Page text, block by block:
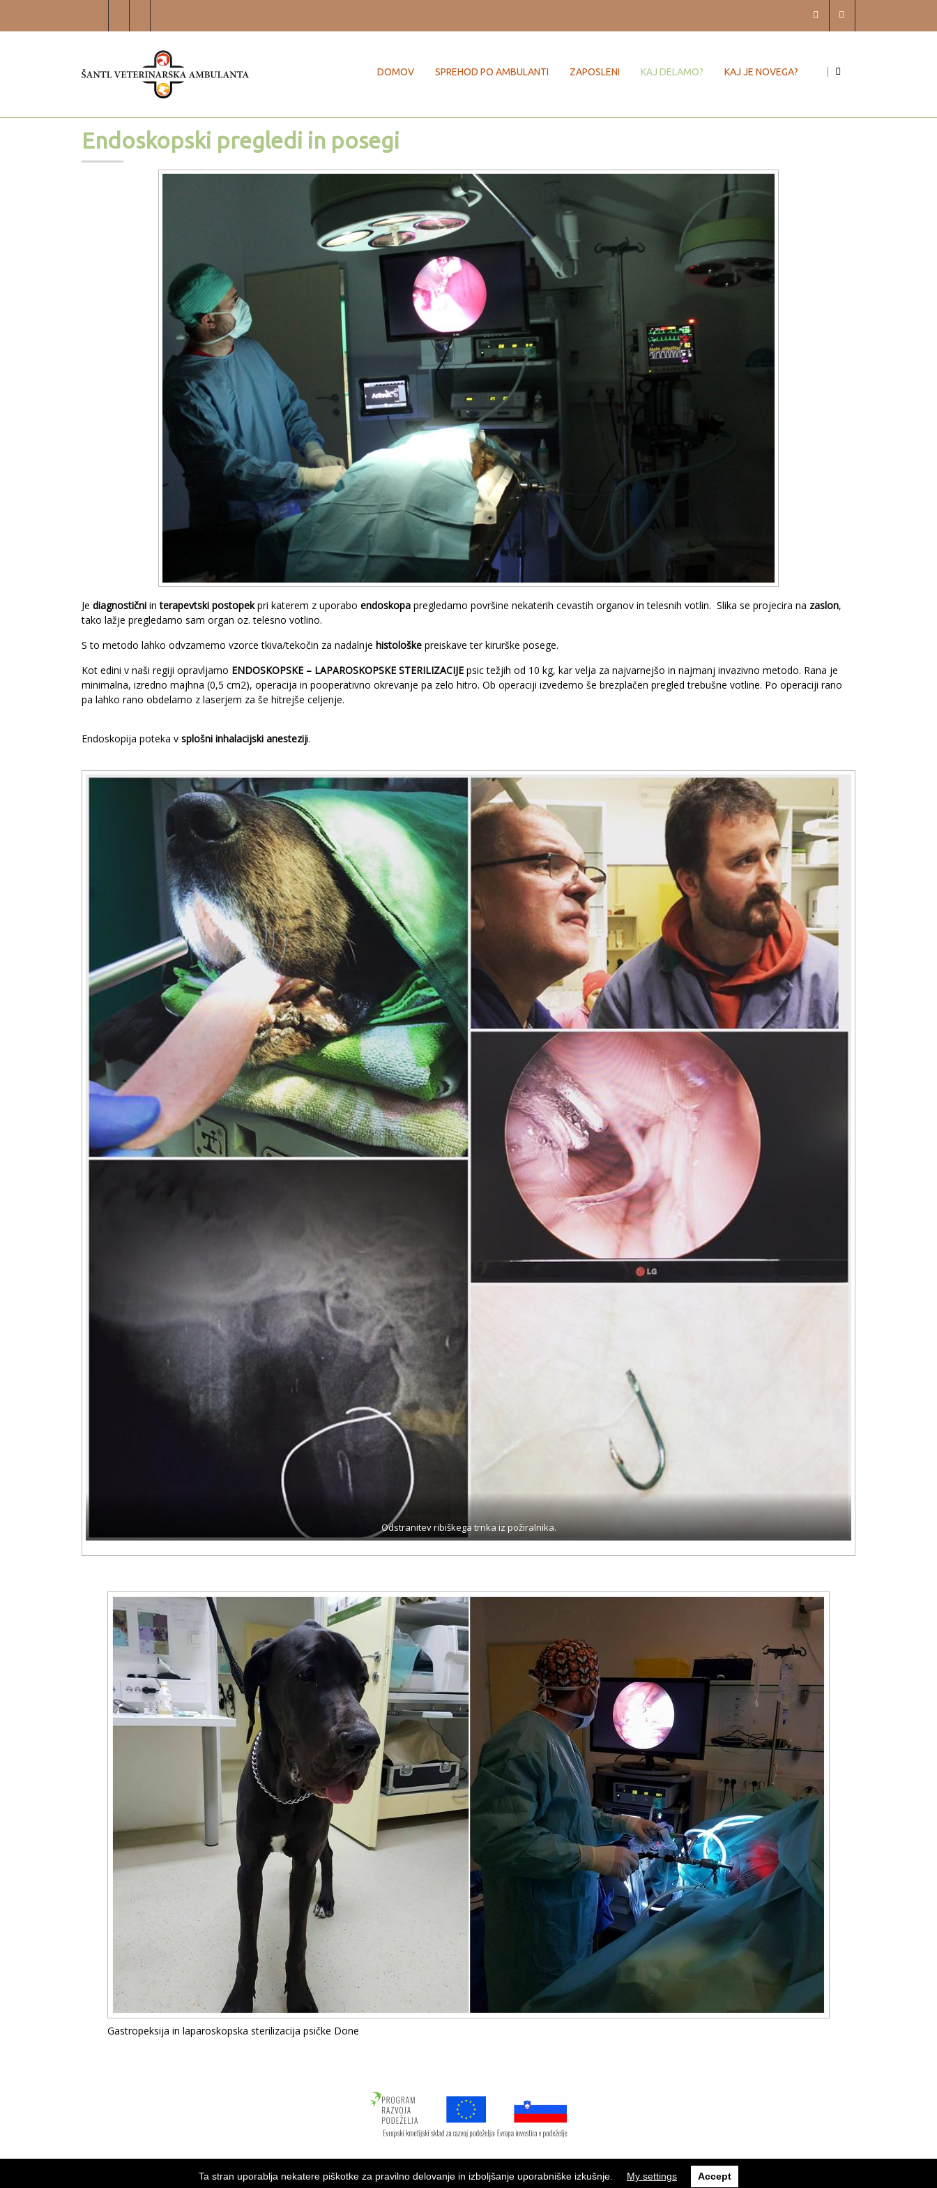
DOMOV SPREHOD PO AMBULANTI ZAPOSLENI KAJ DELAMO? KAJ JE NOVEGA?
Endoskopski pregledi in posegi
Je diagnostični interapevtski postopekpri katerem z uporabo endoskopa pregledamo površine nekaterih cevastih organov in telesnih votlin. Slika se projecira na zaslon,
tako lažje pregledamo sam organ oz. telesno votlino.
S to metodo lahko odvzamemo vzorce tkiva/tekočin za nadalnje histološke preiskave ter kirurške posege.
Kot edini v naši regiji opravljamo ENDOSKOPSKE – LAPAROSKOPSKE STERILIZACIJE psic težjih od 10 kg, kar velja za najvarnejšo in najmanj invazivno metodo. Rana je
minimalna, izredno majhna (0,5 cm2), operacija in pooperativno okrevanje pa zelo hitro. Ob operaciji izvedemo še brezplačen pregled trebušne votline. Po operaciji rano
pa lahko rano obdelamo z laserjem za še hitrejše celjenje.
Endoskopija poteka v splošni inhalacijski anesteziji.
Odstranitev ribiškega trnka iz požiralnika.
Gastropeksija in laparoskopska sterilizacija psičke Done
Ta stran uporablja nekatere piškotke za pravilno delovanje in izboljšanje uporabniške izkušnje. My settings Accept